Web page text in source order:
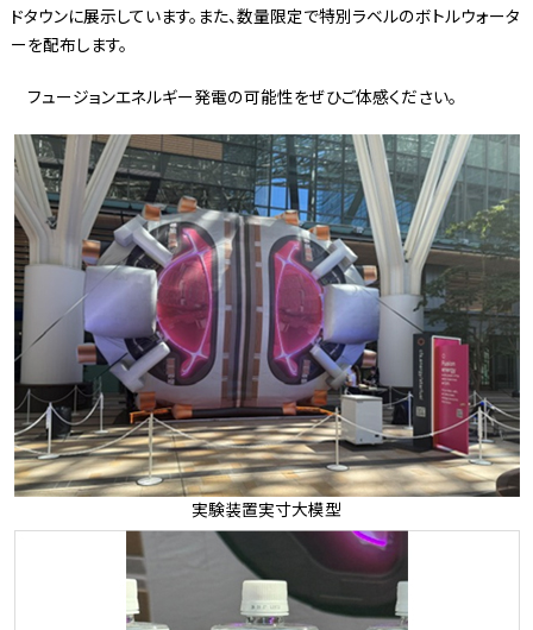
ドタウンに展示しています。また、数量限定で特別ラベルのボトルウォータ
ーを配布します。
フュージョンエネルギー発電の可能性をぜひご体感ください。
実験装置実寸大模型